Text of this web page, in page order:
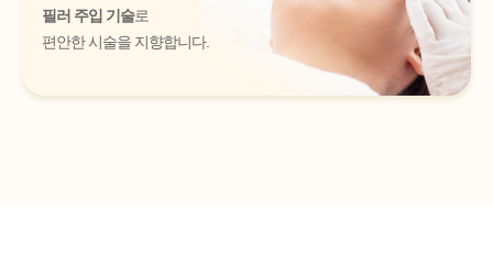
필러 주입 기술로
편안한 시술을 지향합니다.